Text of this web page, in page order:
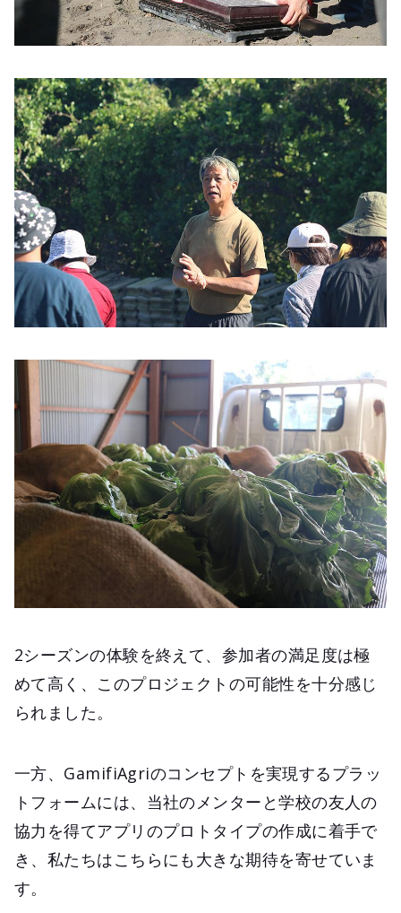
2シーズンの体験を終えて、参加者の満足度は極
めて高く、このプロジェクトの可能性を十分感じ
られました。
一方、GamifiAgriのコンセプトを実現するプラッ
トフォームには、当社のメンターと学校の友人の
協力を得てアプリのプロトタイプの作成に着手で
き、私たちはこちらにも大きな期待を寄せていま
す。